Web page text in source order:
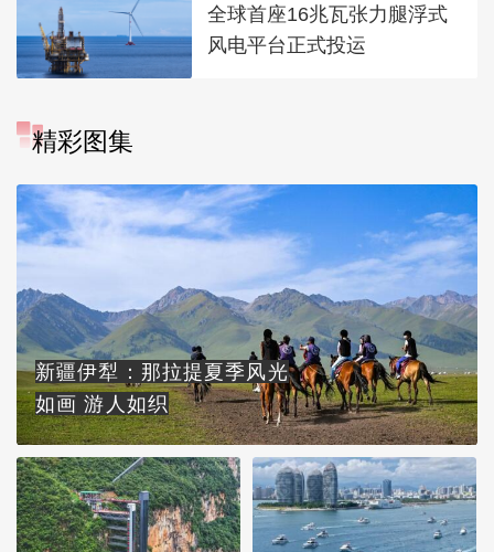
全球首座16兆瓦张力腿浮式
风电平台正式投运
精彩图集
新疆伊犁：那拉提夏季风光
如画 游人如织